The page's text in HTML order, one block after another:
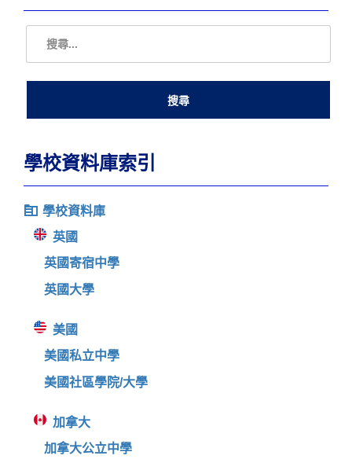
學校資料庫索引
學校資料庫
英國
英國寄宿中學
英國大學
美國
美國私立中學
美國社區學院/大學
加拿大
加拿大公立中學